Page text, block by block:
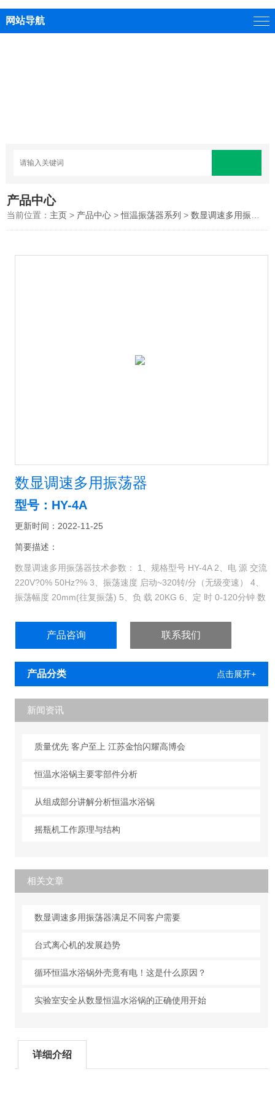
网站导航
产品中心
当前位置： 主页 > 产品中心 >恒温振荡器系列 >数显调速多用振荡器
数显调速多用振荡器
型号：HY-4A
更新时间：2022-11-25
简要描述：
数显调速多用振荡器技术参数： 1、规格型号 HY-4A 2、电 源 交流
220V?0% 50Hz?% 3、振荡速度 启动~320转/分（无级变速） 4、
振荡幅度 20mm(往复振荡) 5、负 载 20KG 6、定 时 0-120分钟 数
产品咨询 联系我们
产品分类 点击展开+
新闻资讯
质量优先 客户至上 江苏金怡闪耀高博会
恒温水浴锅主要零部件分析
从组成部分讲解分析恒温水浴锅
摇瓶机工作原理与结构
相关文章
数显调速多用振荡器满足不同客户需要
台式离心机的发展趋势
循环恒温水浴锅外壳竟有电！这是什么原因？
实验室安全从数显恒温水浴锅的正确使用开始
详细介绍